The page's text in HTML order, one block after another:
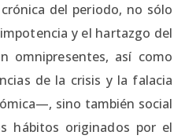
del periodo, no sólo
y el hartazgo del
omnipresentes, así como
de la crisis y la falacia
sino también social
hábitos originados por el